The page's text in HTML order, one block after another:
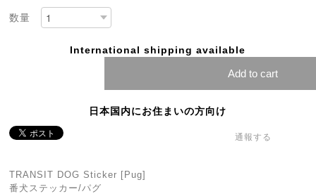
数量
International shipping available
Add to cart
日本国内にお住まいの方向け
通報する
TRANSIT DOG Sticker [Pug]
番犬ステッカー/パグ